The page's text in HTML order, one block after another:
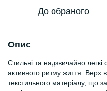
До обраного
Опис
Стильні та надзвичайно легкі
активного ритму життя. Верх
текстильного матеріалу, що